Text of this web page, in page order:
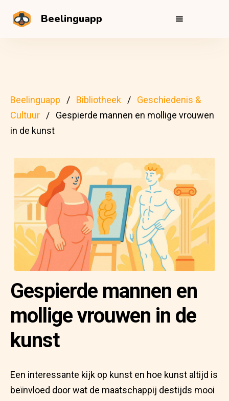
Beelinguapp
Beelinguapp Bibliotheek
Geschiedenis &
Cultuur
Gespierde mannen en mollige vrouwen
in de kunst
Gespierde mannen en
mollige vrouwen in de
kunst
Een interessante kijk op kunst en hoe kunst altijd is
beïnvloed door wat de maatschappij destijds mooi